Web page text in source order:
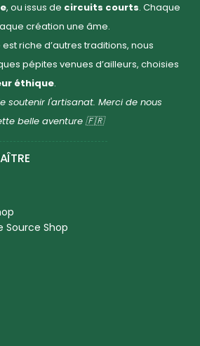
, ou issus de circuits courts. Chaque
création une âme.
riche d’autres traditions, nous
pépites venues d’ailleurs, choisies
éthique.
soutenir l'artisanat. Merci de nous
belle aventure 🇫🇷
Shop